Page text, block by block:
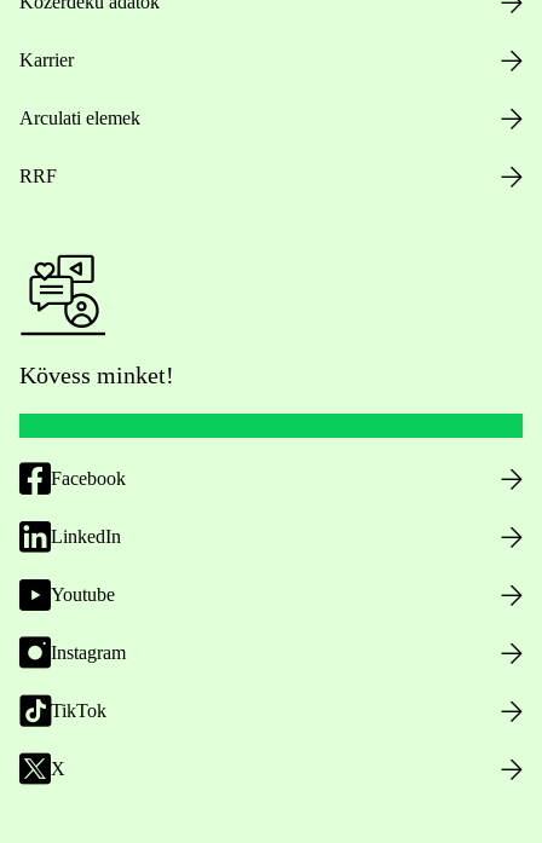
Karrier
Arculati elemek
RRF
Kövess minket!
Facebook
LinkedIn
Youtube
Instagram
TikTok
X